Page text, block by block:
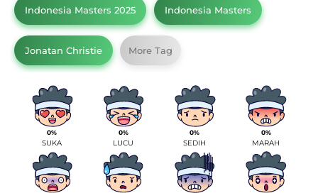
Indonesia Masters 2025 Indonesia Masters
Jonatan Christie More Tag
0%
SUKA
0%
LUCU
0%
SEDIH
0%
MARAH